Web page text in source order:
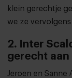
klein gerechtje
we ze
2. Inter
gerecht aan
Jeroen en